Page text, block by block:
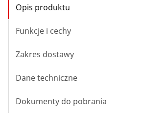
Opis produktu
Funkcje i cechy
Zakres dostawy
Dane techniczne
Dokumenty do pobrania